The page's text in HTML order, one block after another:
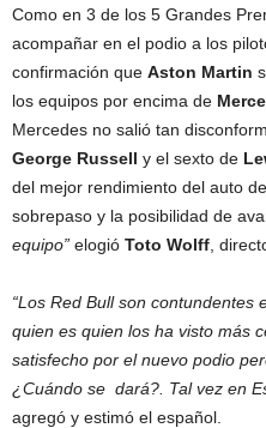
Como en 3 de los 5 Grandes
acompañar en el podio a los
confirmación que Aston Martin
los equipos por encima de
Mercedes no salió tan
George Russell y el sexto de
del mejor rendimiento del auto
sobrepaso y la posibilidad de
equipo” elogió Toto Wolff ,
“Los Red Bull son contundentes
quien es quien los ha visto más
satisfecho por el nuevo podio
¿Cuándo se dará?. Tal vez en
agregó y estimó el español.